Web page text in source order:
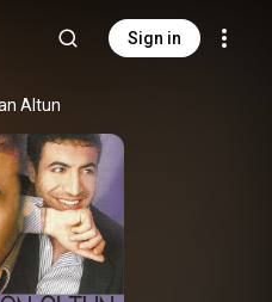
Sign in
Altun